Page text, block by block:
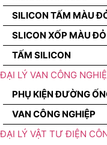
SILICON TẤM MÀU
SLICON XỐP MÀU ĐỎ
TẤM SILICON
ĐẠI LÝ VAN CÔNG
PHỤ KIỆN ĐƯỜNG
VAN CÔNG NGHIỆP
ĐẠI LÝ VẬT TƯ ĐIỆN